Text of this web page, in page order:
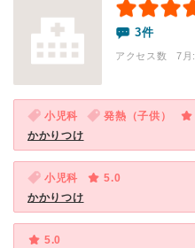
3件
アクセス数 7月:
小児科 発熱（子供）
かかりつけ
小児科
5.0
かかりつけ
5.0